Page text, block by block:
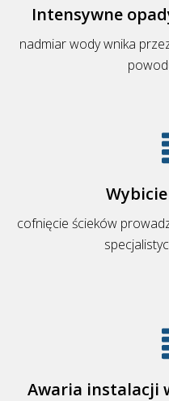
Intensywne
nadmiar wody wnika
cofnięcie ścieków
Awaria instalacji